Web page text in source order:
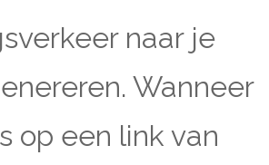
naar je
Wanneer
op een link van